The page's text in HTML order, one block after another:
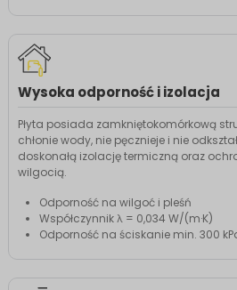
Wysoka odporność i izolacja
Płyta posiada zamkniętokomórkową
chłonie wody, nie pęcznieje i nie
doskonałą izolację termiczną oraz
wilgocią.
Odporność na wilgoć i pleśń
Współczynnik λ = 0,034 W/(m·K)
Odporność na ściskanie min. 300